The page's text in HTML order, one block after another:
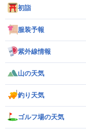
初詣
服装予報
紫外線情報
山の天気
釣り天気
ゴルフ場の天気